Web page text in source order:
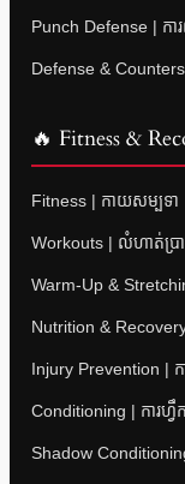
Punch Defense | ការ
Defense & Counters
🔥 Fitness &
Fitness | កាយសម្បទា
Workouts | លំហាត់ប្
Warm-Up &
Nutrition & Recovery
Injury Prevention | ក
Conditioning | ការហ្វឹ
Shadow